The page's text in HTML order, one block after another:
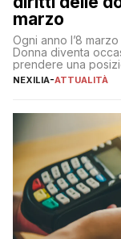
marzo
Ogni anno l’8
Donna diventa
prendere una
sua complessità e
NEXILIA-ATTUALITÀ